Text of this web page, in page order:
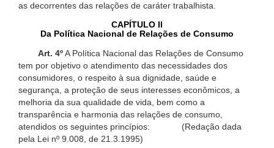
as decorrentes das relações de caráter trabalhista.
CAPÍTULO II
Da Política Nacional de Relações de Consumo
Art. 4ºA Política Nacional das Relações de Consumo
tem por objetivo o atendimento das necessidades dos
consumidores, o respeito à sua dignidade, saúde e
segurança, a proteção de seus interesses econômicos, a
melhoria da sua qualidade de vida, bem como a
transparência e harmonia das relações de consumo,
atendidos os seguintes princípios: (Redação dada
pela Lei nº 9.008, de 21.3.1995)